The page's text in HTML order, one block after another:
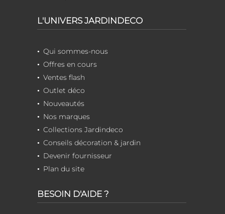
L'UNIVERS JARDINDECO
Qui sommes-nous
Offres en cours
Ventes flash
Outlet déco
Nouveautés
Nos marques
Collections Jardindeco
Conseils décoration & jardin
Devenir fournisseur
Plan du site
BESOIN D'AIDE ?